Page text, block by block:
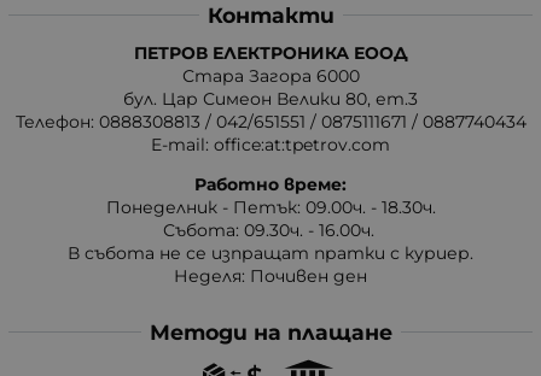
Контакти
ПЕТРОВ ЕЛЕКТРОНИКА ЕООД
Стара Загора 6000
бул. Цар Симеон Велики 80, ет.3
Телефон: 0888308813 / 042/651551 / 0875111671 / 0887740434
E-mail: office:at:tpetrov.com
Работно време:
Понеделник - Петък: 09.00ч. - 18.30ч.
Събота: 09.30ч. - 16.00ч.
В събота не се изпращат пратки с куриер.
Неделя: Почивен ден
Методи на плащане